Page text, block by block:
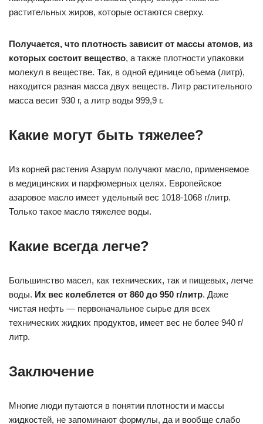
растительных жиров, которые остаются сверху.
Получается, что плотность зависит от массы атомов, из
которых состоит вещество, а также плотности упаковки
молекул в веществе. Так, в одной единице объема (литр),
находится разная масса двух веществ. Литр растительного
масса весит 930 г, а литр воды 999,9 г.
Какие могут быть тяжелее?
Из корней растения Азарум получают масло, применяемое
в медицинских и парфюмерных целях. Европейское
азаровое масло имеет удельный вес 1018-1068 г/литр.
Только такое масло тяжелее воды.
Какие всегда легче?
Большинство масел, как технических, так и пищевых, легче
воды. Их вес колеблется от 860 до 950 г/литр. Даже
чистая нефть — первоначальное сырье для всех
технических жидких продуктов, имеет вес не более 940 г/
литр.
Заключение
Многие люди путаются в понятии плотности и массы
жидкостей, не запоминают формулы, да и вообще слабо